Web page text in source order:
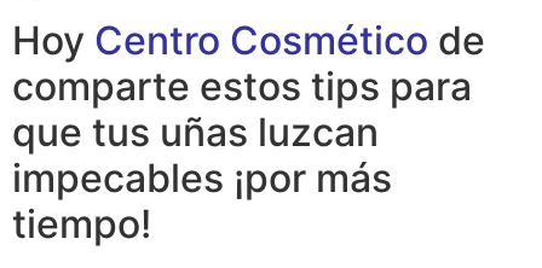
Hoy Centro Cosmético de
comparte estos tips para
que tus uñas luzcan
impecables ¡por más
tiempo!